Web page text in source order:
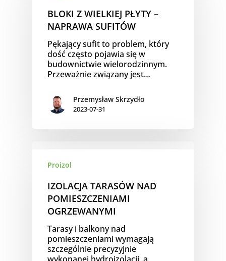
BLOKI Z WIELKIEJ PŁYTY –
NAPRAWA SUFITÓW
Pękający sufit to problem, który
dość często pojawia się w
budownictwie wielorodzinnym.
Przeważnie związany jest…
Przemysław Skrzydło
2023-07-31
Proizol
IZOLACJA TARASÓW NAD
POMIESZCZENIAMI
OGRZEWANYMI
Tarasy i balkony nad
pomieszczeniami wymagają
szczególnie precyzyjnie